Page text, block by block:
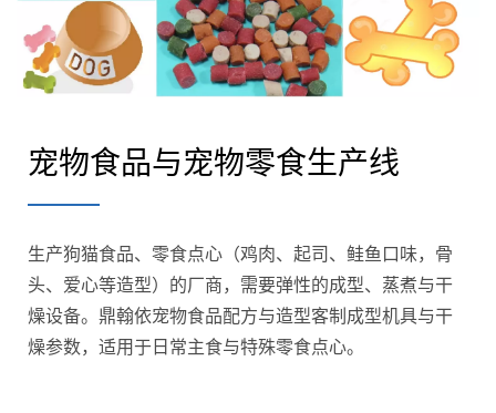
宠物食品与宠物零食生产线
生产狗猫食品、零食点心（鸡肉、起司、鲑鱼口味，骨
头、爱心等造型）的厂商，需要弹性的成型、蒸煮与干
燥设备。鼎翰依宠物食品配方与造型客制成型机具与干
燥参数，适用于日常主食与特殊零食点心。